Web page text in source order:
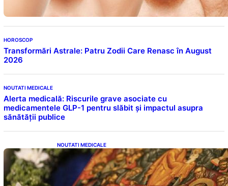
HOROSCOP
Transformări Astrale: Patru Zodii Care Renasc în August
2026
NOUTATI MEDICALE
Alerta medicală: Riscurile grave asociate cu
medicamentele GLP-1 pentru slăbit și impactul asupra
sănătății publice
NOUTATI MEDICALE
Postul Adormirii Maicii Domnului: Tradiții,
Superstiții și Implicații Spiritualitate în 2026